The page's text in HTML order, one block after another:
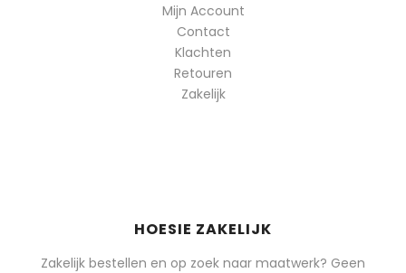
Mijn Account
Contact
Klachten
Retouren
Zakelijk
HOESIE ZAKELIJK
Zakelijk bestellen en op zoek naar maatwerk? Geen